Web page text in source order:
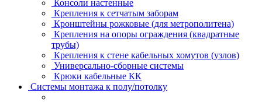
Консоли настенные
Крепления к сетчатым заборам
Кронштейны рожковые (для метрополитена)
Крепления на опоры ограждения (квадратные
трубы)
Крепления к стене кабельных хомутов (узлов)
Универсально-сборные системы
Крюки кабельные КК
Системы монтажа к полу/потолку